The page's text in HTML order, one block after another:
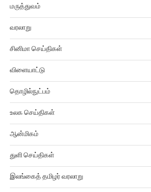
மருத்துவம்
வரலாறு
சினிமா செய்திகள்
விளையாட்டு
தொழில்நுட்பம்
உலக செய்திகள்
ஆன்மிகம்
துளி செய்திகள்
இலங்கைத் தமிழர் வரலாறு